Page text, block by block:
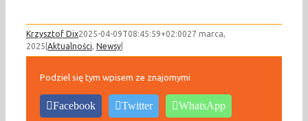
Krzysztof Dix2025-04-09T08:45:59+02:0027 marca,
2025 Aktualności, Newsy
Podziel się tym wpisem ze znajomymi
Facebook Twitter WhatsApp